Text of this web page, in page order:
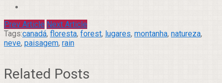
Prev Article Next Article
Tags:canadá, floresta, forest, lugares, montanha, natureza,
neve, paisagem, rain
Related Posts